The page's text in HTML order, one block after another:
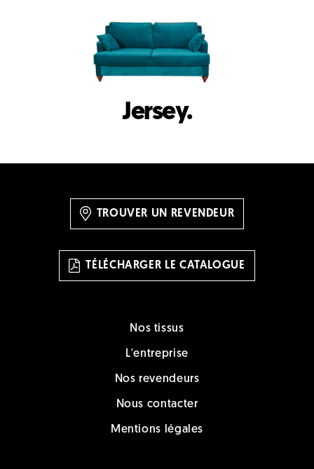
Jersey.
TROUVER UN REVENDEUR
TÉLÉCHARGER LE CATALOGUE
Nos tissus
L'entreprise
Nos revendeurs
Nous contacter
Mentions légales